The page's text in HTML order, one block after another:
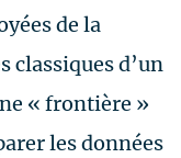
de la
classiques d’un
« frontière »
les données